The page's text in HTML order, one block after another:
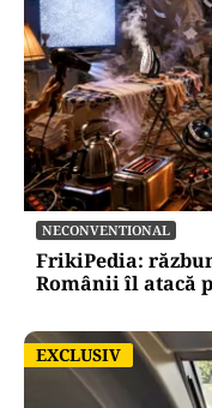
NECONVENTIONAL
FrikiPedia:
Românii îl atacă
EXCLUSIV
EXCLUSIV